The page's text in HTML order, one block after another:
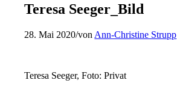
Teresa Seeger_Bild
28. Mai 2020/von Ann-Christine Strupp
Teresa Seeger, Foto: Privat